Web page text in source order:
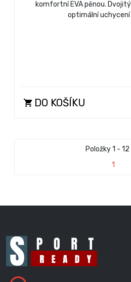
komfortní EVA pěnou.
optimální uchycení
DO KOŠÍKU
Položky 1 -
1